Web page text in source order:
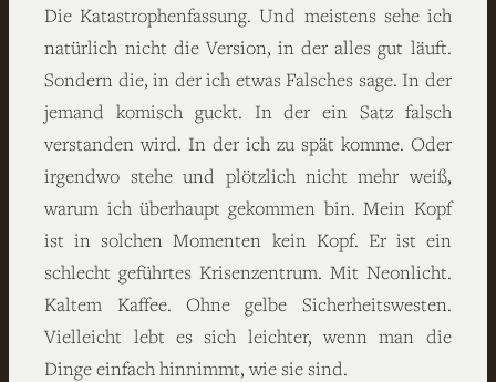
Die Katastrophenfassung. Und meistens sehe ich
natürlich nicht die Version, in der alles gut läuft.
Sondern die, in der ich etwas Falsches sage. In der
jemand komisch guckt. In der ein Satz falsch
verstanden wird. In der ich zu spät komme. Oder
irgendwo stehe und plötzlich nicht mehr weiß,
warum ich überhaupt gekommen bin. Mein Kopf
ist in solchen Momenten kein Kopf. Er ist ein
schlecht geführtes Krisenzentrum. Mit Neonlicht.
Kaltem Kaffee. Ohne gelbe Sicherheitswesten.
Vielleicht lebt es sich leichter, wenn man die
Dinge einfach hinnimmt, wie sie sind.